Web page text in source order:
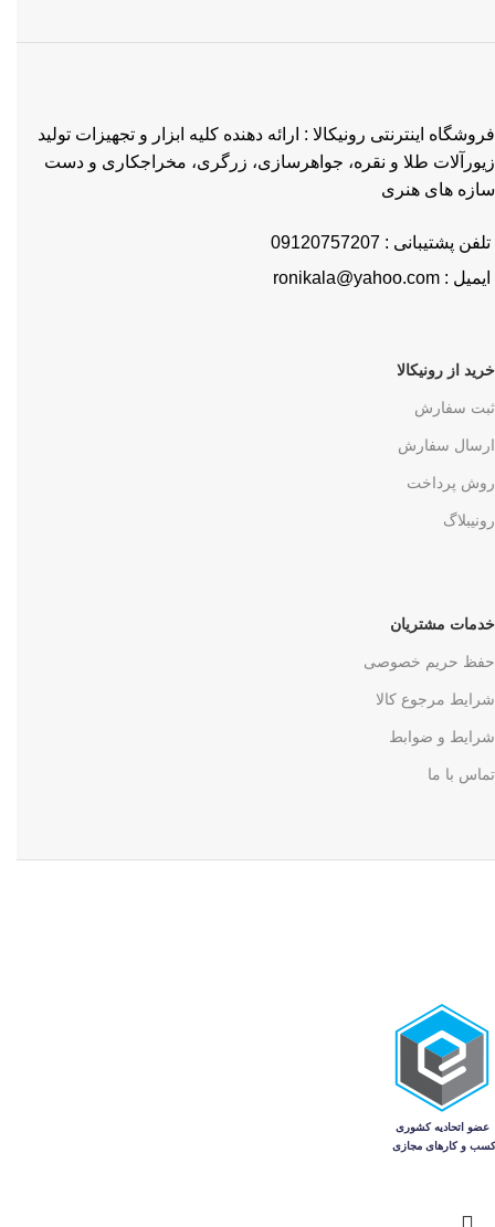
فروشگاه اینترنتی رونیکالا : ارائه دهنده کلیه ابزار و تجهیزات تولید
زیورآلات طلا و نقره، جواهرسازی، زرگری، مخراجکاری و دست
سازه های هنری
تلفن پشتیبانی : 09120757207
ایمیل : ronikala@yahoo.com
خرید از رونیکالا
ثبت سفارش
ارسال سفارش
روش پرداخت
رونیبلاگ
خدمات مشتریان
حفظ حریم خصوصی
شرایط مرجوع کالا
شرایط و ضوابط
تماس با ما